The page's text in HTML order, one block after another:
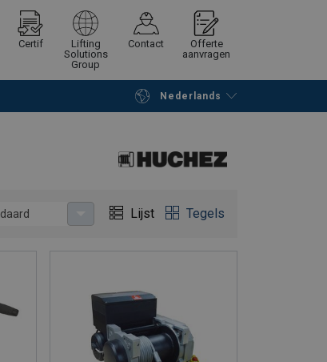
Certif
Lifting
Solutions
Group
Contact
Offerte
aanvragen
Nederlands
winkelen Vraag offerte aan
Lijst Tegels